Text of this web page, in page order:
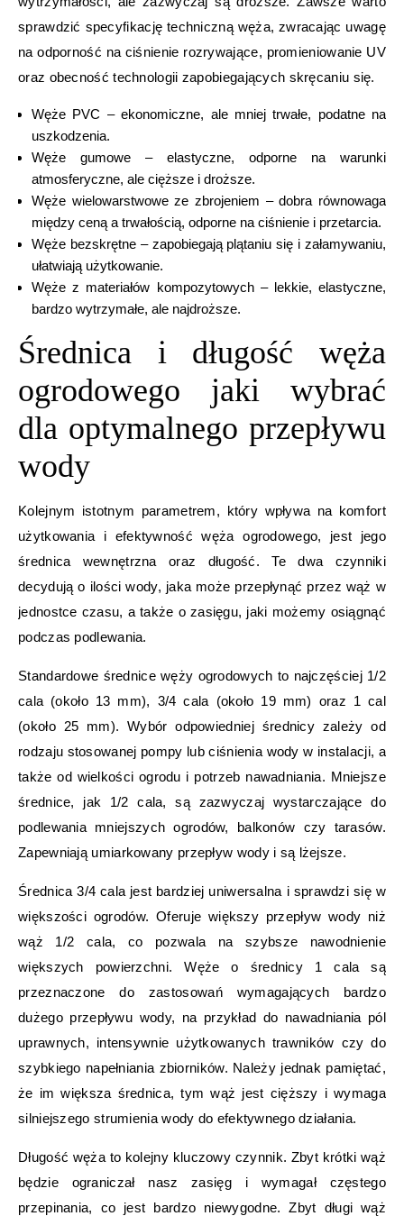
sprawdzić specyfikację techniczną węża, zwracając uwagę
na odporność na ciśnienie rozrywające, promieniowanie UV
oraz obecność technologii zapobiegających skręcaniu się.
Węże PVC – ekonomiczne, ale mniej trwałe, podatne na
uszkodzenia.
Węże gumowe – elastyczne, odporne na warunki
atmosferyczne, ale cięższe i droższe.
Węże wielowarstwowe ze zbrojeniem – dobra równowaga
między ceną a trwałością, odporne na ciśnienie i przetarcia.
Węże bezskrętne – zapobiegają plątaniu się i załamywaniu,
ułatwiają użytkowanie.
Węże z materiałów kompozytowych – lekkie, elastyczne,
bardzo wytrzymałe, ale najdroższe.
Średnica i długość węża
ogrodowego jaki wybrać
dla optymalnego przepływu
wody
Kolejnym istotnym parametrem, który wpływa na komfort
użytkowania i efektywność węża ogrodowego, jest jego
średnica wewnętrzna oraz długość. Te dwa czynniki
decydują o ilości wody, jaka może przepłynąć przez wąż w
jednostce czasu, a także o zasięgu, jaki możemy osiągnąć
podczas podlewania.
Standardowe średnice węży ogrodowych to najczęściej 1/2
cala (około 13 mm), 3/4 cala (około 19 mm) oraz 1 cal
(około 25 mm). Wybór odpowiedniej średnicy zależy od
rodzaju stosowanej pompy lub ciśnienia wody w instalacji, a
także od wielkości ogrodu i potrzeb nawadniania. Mniejsze
średnice, jak 1/2 cala, są zazwyczaj wystarczające do
podlewania mniejszych ogrodów, balkonów czy tarasów.
Zapewniają umiarkowany przepływ wody i są lżejsze.
Średnica 3/4 cala jest bardziej uniwersalna i sprawdzi się w
większości ogrodów. Oferuje większy przepływ wody niż
wąż 1/2 cala, co pozwala na szybsze nawodnienie
większych powierzchni. Węże o średnicy 1 cala są
przeznaczone do zastosowań wymagających bardzo
dużego przepływu wody, na przykład do nawadniania pól
uprawnych, intensywnie użytkowanych trawników czy do
szybkiego napełniania zbiorników. Należy jednak pamiętać,
że im większa średnica, tym wąż jest cięższy i wymaga
silniejszego strumienia wody do efektywnego działania.
Długość węża to kolejny kluczowy czynnik. Zbyt krótki wąż
będzie ograniczał nasz zasięg i wymagał częstego
przepinania, co jest bardzo niewygodne. Zbyt długi wąż